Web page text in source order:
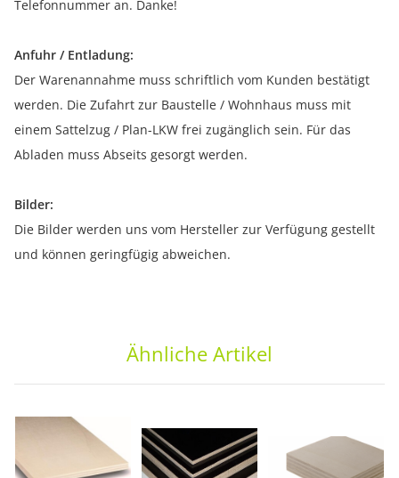
Telefonnummer an. Danke!
Anfuhr / Entladung:
Der Warenannahme muss schriftlich vom Kunden bestätigt
werden. Die Zufahrt zur Baustelle / Wohnhaus muss mit
einem Sattelzug / Plan-LKW frei zugänglich sein. Für das
Abladen muss Abseits gesorgt werden.
Bilder:
Die Bilder werden uns vom Hersteller zur Verfügung gestellt
und können geringfügig abweichen.
Ähnliche Artikel